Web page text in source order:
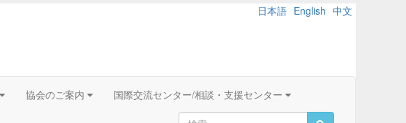
日本語 English 中文
協会のご案内 国際交流センター/相談・支援センター